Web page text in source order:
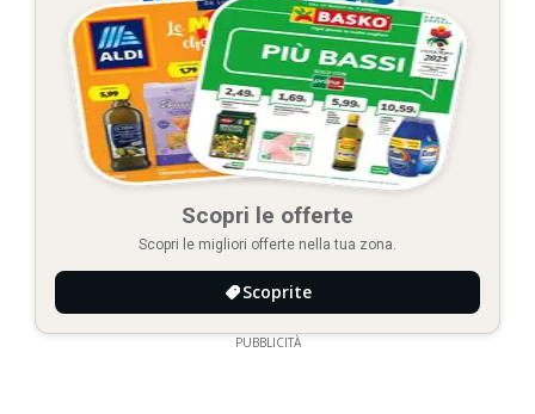
Scopri le offerte
Scopri le migliori offerte nella tua zona.
Scoprite
PUBBLICITÀ